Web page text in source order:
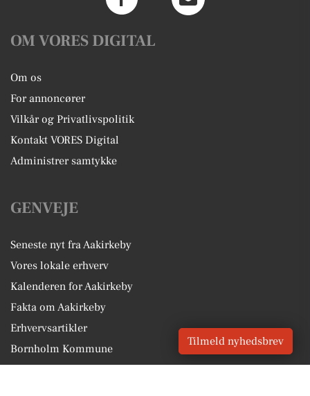
OM VORES DIGITAL
Om os
For annoncører
Vilkår og Privatlivspolitik
Kontakt VORES Digital
Administrer samtykke
GENVEJE
Seneste nyt fra Aakirkeby
Vores lokale erhverv
Kalenderen for Aakirkeby
Fakta om Aakirkeby
Erhvervsartikler
Bornholm Kommune
Tilmeld nyhedsbrev